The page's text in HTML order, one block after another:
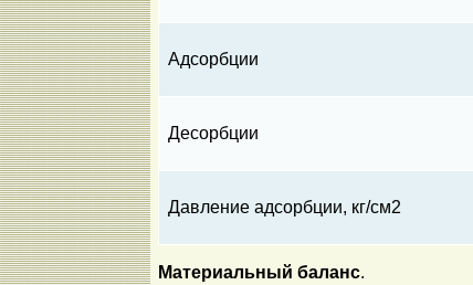
Адсорбции
Десорбции
Давление адсорбции, кг/см2
Материальный баланс.